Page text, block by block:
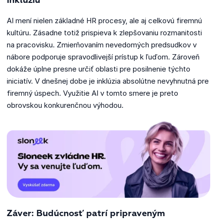
AI mení nielen základné HR procesy, ale aj celkovú firemnú
kultúru. Zásadne totiž prispieva k zlepšovaniu rozmanitosti
na pracovisku. Zmierňovaním nevedomých predsudkov v
nábore podporuje spravodlivejší prístup k ľuďom. Zároveň
dokáže úplne presne určiť oblasti pre posilnenie týchto
iniciatív. V dnešnej dobe je inklúzia absolútne nevyhnutná pre
firemný úspech. Využitie AI v tomto smere je preto
obrovskou konkurenčnou výhodou.
Záver: Budúcnosť patrí pripraveným